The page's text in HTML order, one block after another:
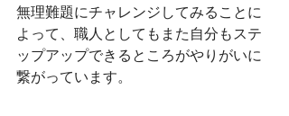
無理難題にチャレンジしてみることに
よって、職人としてもまた自分もステ
ップアップできるところがやりがいに
繋がっています。